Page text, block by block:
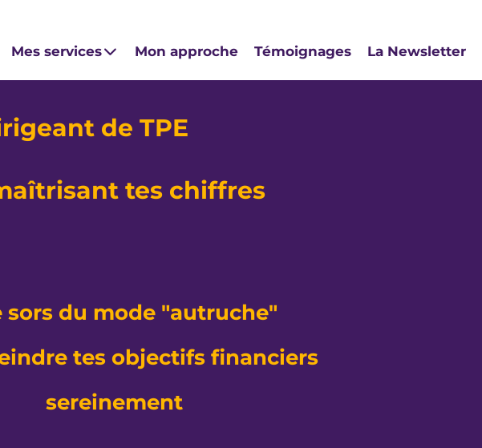
Mes services Mon approche Témoignages La Newsletter
de TPE
tes chiffres
sors du mode "autruche"
tes objectifs financiers
sereinement